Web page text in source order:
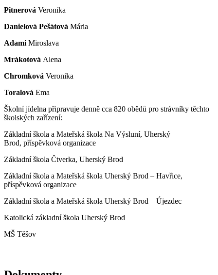
Pitnerová Veronika
Danielová Pešátová Mária
AdamiMiroslava
Mrákotová Alena
Chromková Veronika
Toralová Ema
Školní jídelna připravuje denně cca 820 obědů pro strávníky těchto
školských zařízení:
Základní škola a Mateřská škola Na Výsluní, Uherský
Brod, příspěvková organizace
Základní škola Čtverka, Uherský Brod
Základní škola a Mateřská škola Uherský Brod – Havřice,
příspěvková organizace
Základní škola a Mateřská škola Uherský Brod – Újezdec
Katolická základní škola Uherský Brod
MŠ Těšov